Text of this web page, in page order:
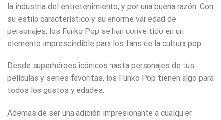
la industria del entretenimiento, y por una buena razón. Con
su estilo característico y su enorme variedad de
personajes, los Funko Pop se han convertido en un
elemento imprescindible para los fans de la cultura pop.
Desde superhéroes icónicos hasta personajes de tus
películas y series favoritas, los Funko Pop tienen algo para
todos los gustos y edades.
Además de ser una adición impresionante a cualquier